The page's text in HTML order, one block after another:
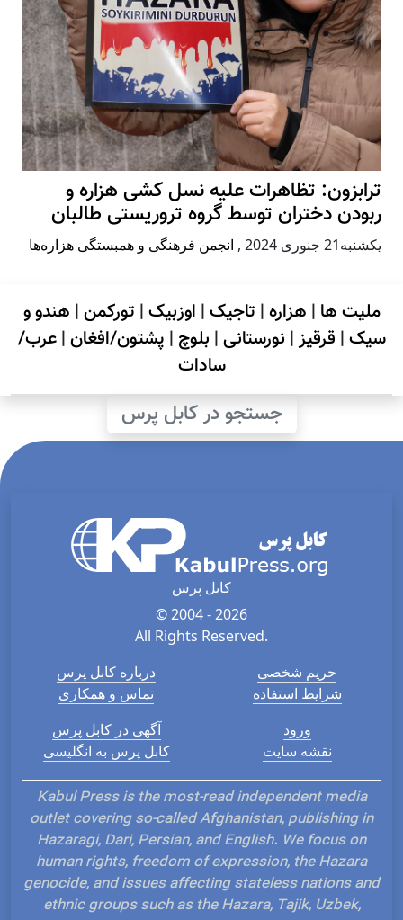
ترابزون: تظاهرات علیه نسل کشی هزاره و
ربودن دختران توسط گروه تروریستی طالبان
يكشنبه21 جنوری 2024 , انجمن فرهنگی و همبستگی هزاره‌ها
ملیت ها | هزاره| تاجیک| اوزبیک| تورکمن| هندو و
سیک| قرقیز| نورستانی| بلوچ | پشتون/افغان|عرب/
سادات
جستجو در کابل پرس
کابل پرس
© 2004 - 2026
All Rights Reserved.
درباره کابل پرس
تماس و همکاری
حریم شخصی
شرایط استفاده
آگهی در کابل پرس
کابل پرس به انگلیسی
ورود
نقشه سایت
Kabul Press is the most-read independent media
outlet covering so-called Afghanistan, publishing in
Hazaragi, Dari, Persian, and English. We focus on
human rights, freedom of expression, the Hazara
genocide, and issues affecting stateless nations and
ethnic groups such as the Hazara, Tajik, Uzbek,